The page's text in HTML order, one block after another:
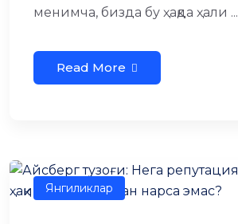
менимча, бизда бу ҳақда ҳали ...
Read More
Янгиликлар